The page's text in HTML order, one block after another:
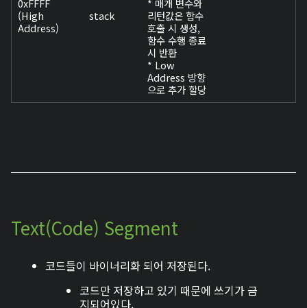
(High
Address)
stack
리턴값은 함수
호출 시 생성,
함수 수행 종료
시 반환
* Low
Address 방향
으로 추가 할당
Text(Code) Segment
코드들이 바이너리화 되어 저장된다.
코드만 저장하고 있기 때문에 쓰기가 금
지되어있다.